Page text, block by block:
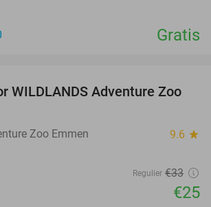
Gratis
24%
WILDLANDS Adventure Zoo
Zoo Emmen 9.6 star
Regulier €33
€25